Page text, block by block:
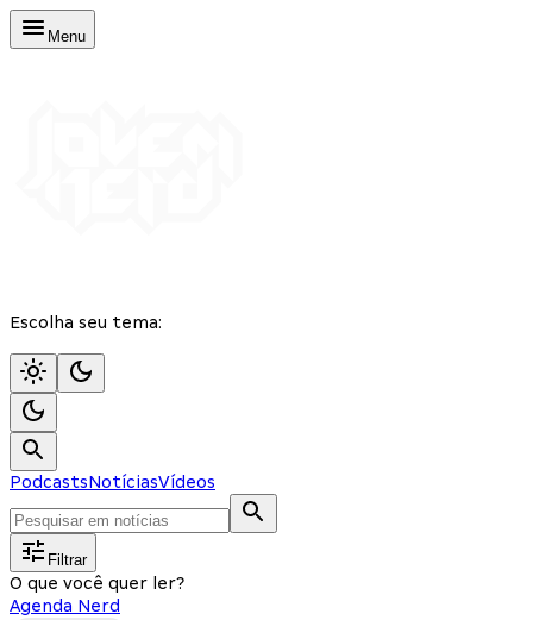
Menu
Escolha seu tema:
PodcastsNotíciasVídeos
Filtrar
O que você quer ler?
Agenda Nerd